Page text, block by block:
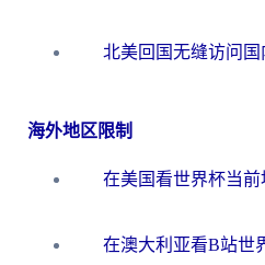
海外地区限制